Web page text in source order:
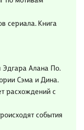
сериала. Книга
Эдгара Алана По.
Сэма и Дина.
расхождений с
события